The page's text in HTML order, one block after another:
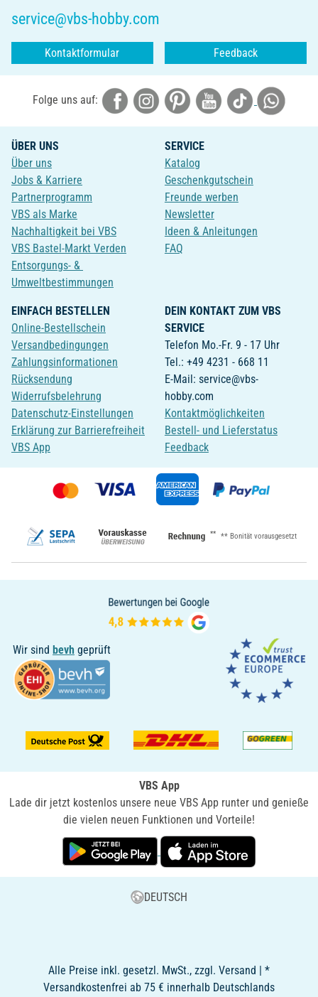
service@vbs-hobby.com
Kontaktformular Feedback
Folge uns auf:
ÜBER UNS
Über uns
Jobs & Karriere
Partnerprogramm
VBS als Marke
Nachhaltigkeit bei VBS
VBS Bastel-Markt Verden
Entsorgungs- &
Umweltbestimmungen
SERVICE
Katalog
Geschenkgutschein
Freunde werben
Newsletter
Ideen & Anleitungen
FAQ
EINFACH BESTELLEN
Online-Bestellschein
Versandbedingungen
Zahlungsinformationen
Rücksendung
Widerrufsbelehrung
Datenschutz-Einstellungen
Erklärung zur Barrierefreiheit
VBS App
DEIN KONTAKT ZUM VBS
SERVICE
Telefon Mo.-Fr. 9 - 17 Uhr
Tel.: +49 4231 - 668 11
E-Mail: service@vbs-
hobby.com
Kontaktmöglichkeiten
Bestell- und Lieferstatus
Feedback
** ** Bonität vorausgesetzt
Wir sind bevh geprüft
VBS App
Lade dir jetzt kostenlos unsere neue VBS App runter und genieße
die vielen neuen Funktionen und Vorteile!
DEUTSCH
Alle Preise inkl. gesetzl. MwSt., zzgl. Versand | *
Versandkostenfrei ab 75 € innerhalb Deutschlands